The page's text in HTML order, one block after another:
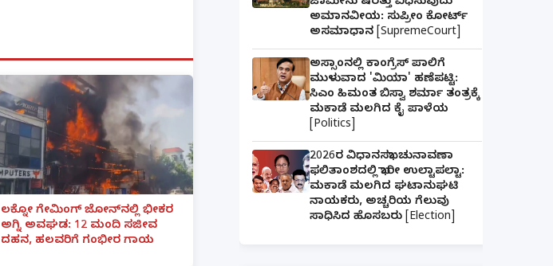
ಲಕ್ನೋ ಗೇಮಿಂಗ್ ಜೋನ್‌ನಲ್ಲಿ ಭೀಕರ
ಅಗ್ನಿ ಅವಘಡ: 12 ಮಂದಿ ಸಜೀವ
ದಹನ, ಹಲವರಿಗೆ ಗಂಭೀರ ಗಾಯ
ಅಮಾನವೀಯ: ಸುಪ್ರೀಂ ಕೋರ್ಟ್
ಅಸಮಾಧಾನ [SupremeCourt]
ಅಸ್ಸಾಂನಲ್ಲಿ ಕಾಂಗ್ರೆಸ್ ಪಾಲಿಗೆ
ಮುಳುವಾದ 'ಮಿಯಾ' ಹಣೆಪಟ್ಟಿ:
ಸಿಎಂ ಹಿಮಂತ ಬಿಸ್ವಾ ಶರ್ಮಾ ತಂತ್ರಕ್ಕೆ
ಮಕಾಡೆ ಮಲಗಿದ ಕೈ ಪಾಳೆಯ
[Politics]
2026ರ ವಿಧಾನಸಭಾ ಚುನಾವಣಾ
ಫಲಿತಾಂಶದಲ್ಲಿ ಭಾರೀ ಉಲ್ಟಾಪಲ್ಟಾ:
ಮಕಾಡೆ ಮಲಗಿದ ಘಟಾನುಘಟಿ
ನಾಯಕರು, ಅಚ್ಚರಿಯ ಗೆಲುವು
ಸಾಧಿಸಿದ ಹೊಸಬರು [Election]